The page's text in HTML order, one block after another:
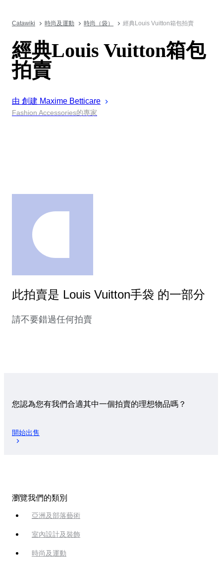
Catawiki 時尚及運動 時尚（袋） 經典Louis Vuitton箱包拍賣
經典Louis Vuitton箱包
拍賣
由 創建 Maxime Betticare
Fashion Accessories的專家
此拍賣是 Louis Vuitton手袋 的一部分
請不要錯過任何拍賣
您認為您有我們合適其中一個拍賣的理想物品嗎？
開始出售
瀏覽我們的類別
亞洲及部落藝術
室內設計及裝飾
時尚及運動